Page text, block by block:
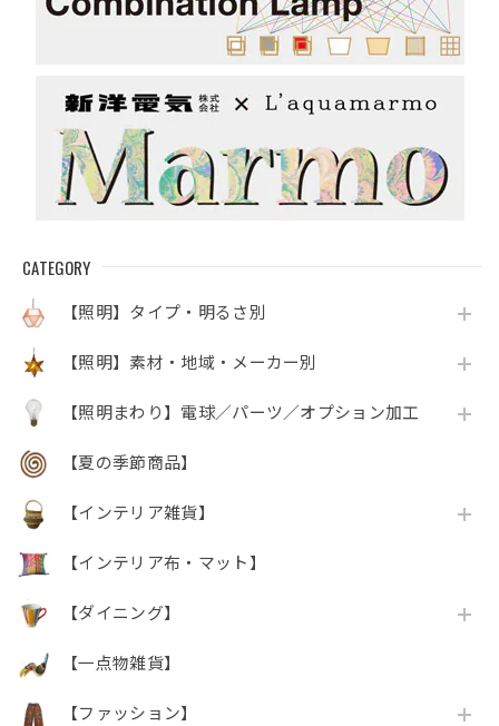
CATEGORY
【照明】タイプ・明るさ別
【照明】素材・地域・メーカー別
【照明まわり】電球／パーツ／オプション加工
【夏の季節商品】
【インテリア雑貨】
【インテリア布・マット】
【ダイニング】
【一点物雑貨】
【ファッション】